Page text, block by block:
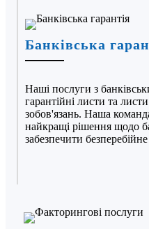
Банківська
Наші послуги з
гарантійні листи та
зобов'язань. Наша
найкращі рішення щодо
забезпечити